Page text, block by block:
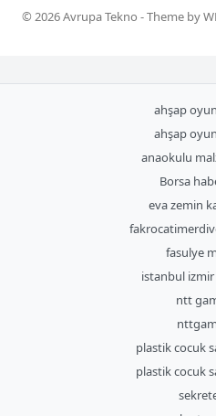
© 2026Avrupa Tekno - Theme by
ahşap
ahşap
anaokulu
Borsa
eva zemin
fasulye
istanbul
ntt
plastik cocuk
plastik cocuk